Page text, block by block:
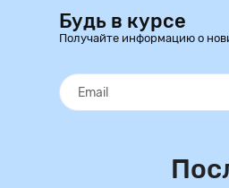
Будь в курсе
Получайте информацию о